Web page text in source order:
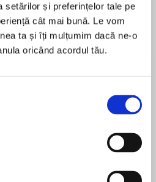
setărilor și preferințelor tale pe
cât mai bună. Le vom
ta și îți mulțumim dacă ne-o
oricând acordul tău.
catalogul Unlimited până
pe care le
bine, Ruxi și Adela
Adela notează și
jurnalul ei de naturalist, pe
și are grijă de Colăcel,
e a Adelei, tatăl e al lui
nararea nu a fost pe